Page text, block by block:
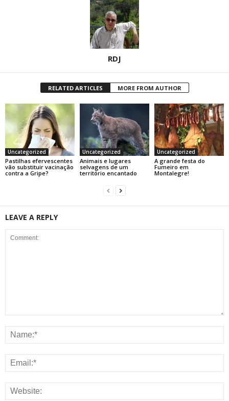
RDJ
RELATED ARTICLES MORE FROM AUTHOR
Uncategorized
Pastilhas efervescentes
vão substituir vacinação
contra a Gripe?
Uncategorized
Animais e lugares
selvagens de um
território encantado
Uncategorized
A grande festa do
Fumeiro em
Montalegre!
LEAVE A REPLY